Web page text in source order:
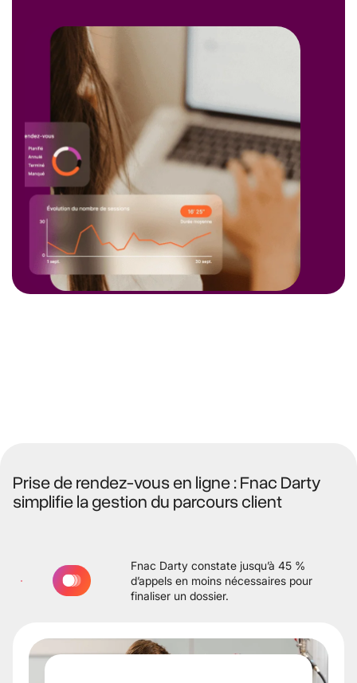
Prise de rendez-vous en ligne : Fnac Darty
simplifie la gestion du parcours client
Fnac Darty constate jusqu’à 45 %
d’appels en moins nécessaires pour
finaliser un dossier.